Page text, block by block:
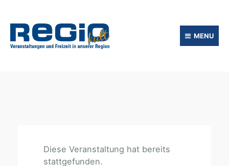
MENU
Diese Veranstaltung hat bereits
stattgefunden.